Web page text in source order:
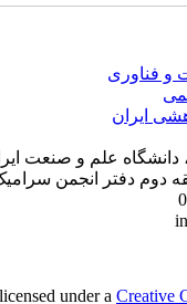
فناوری
ایران
دانشگاه علم و صنعت
دوم دفتر انجمن سرامیک
licensed under a